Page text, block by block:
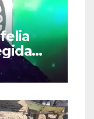
of